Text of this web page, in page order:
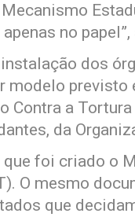
no
dos
modelo
Contra a
da
foi criado o
O mesmo
que